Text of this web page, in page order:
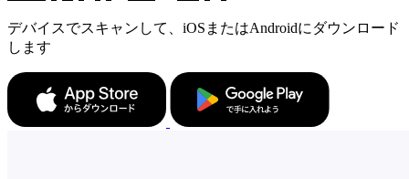
デバイスでスキャンして、iOSまたはAndroidにダウンロード
します